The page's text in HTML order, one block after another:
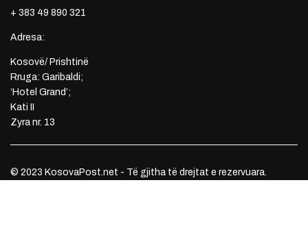
+ 383 49 890 321
Adresa:
Kosovë/ Prishtinë
Rruga: Garibaldi;
‘Hotel Grand’;
Kati II
Zyra nr. 13
© 2023 KosovaPost.net - Të gjitha të drejtat e rezervuara.